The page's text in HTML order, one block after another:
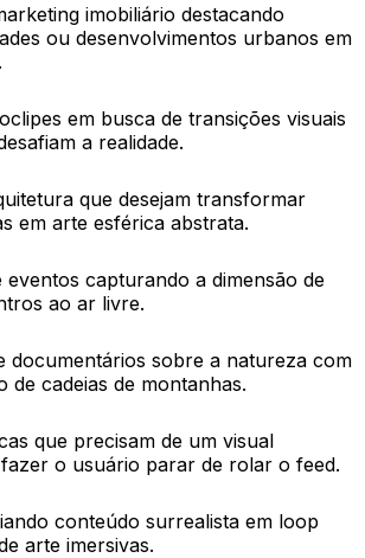
imobiliário destacando
ou desenvolvimentos urbanos em
em busca de transições visuais
a realidade.
que desejam transformar
em arte esférica abstrata.
eventos capturando a dimensão de
ao ar livre.
documentários sobre a natureza com
de cadeias de montanhas.
que precisam de um visual
o usuário parar de rolar o feed.
conteúdo surrealista em loop
arte imersivas.